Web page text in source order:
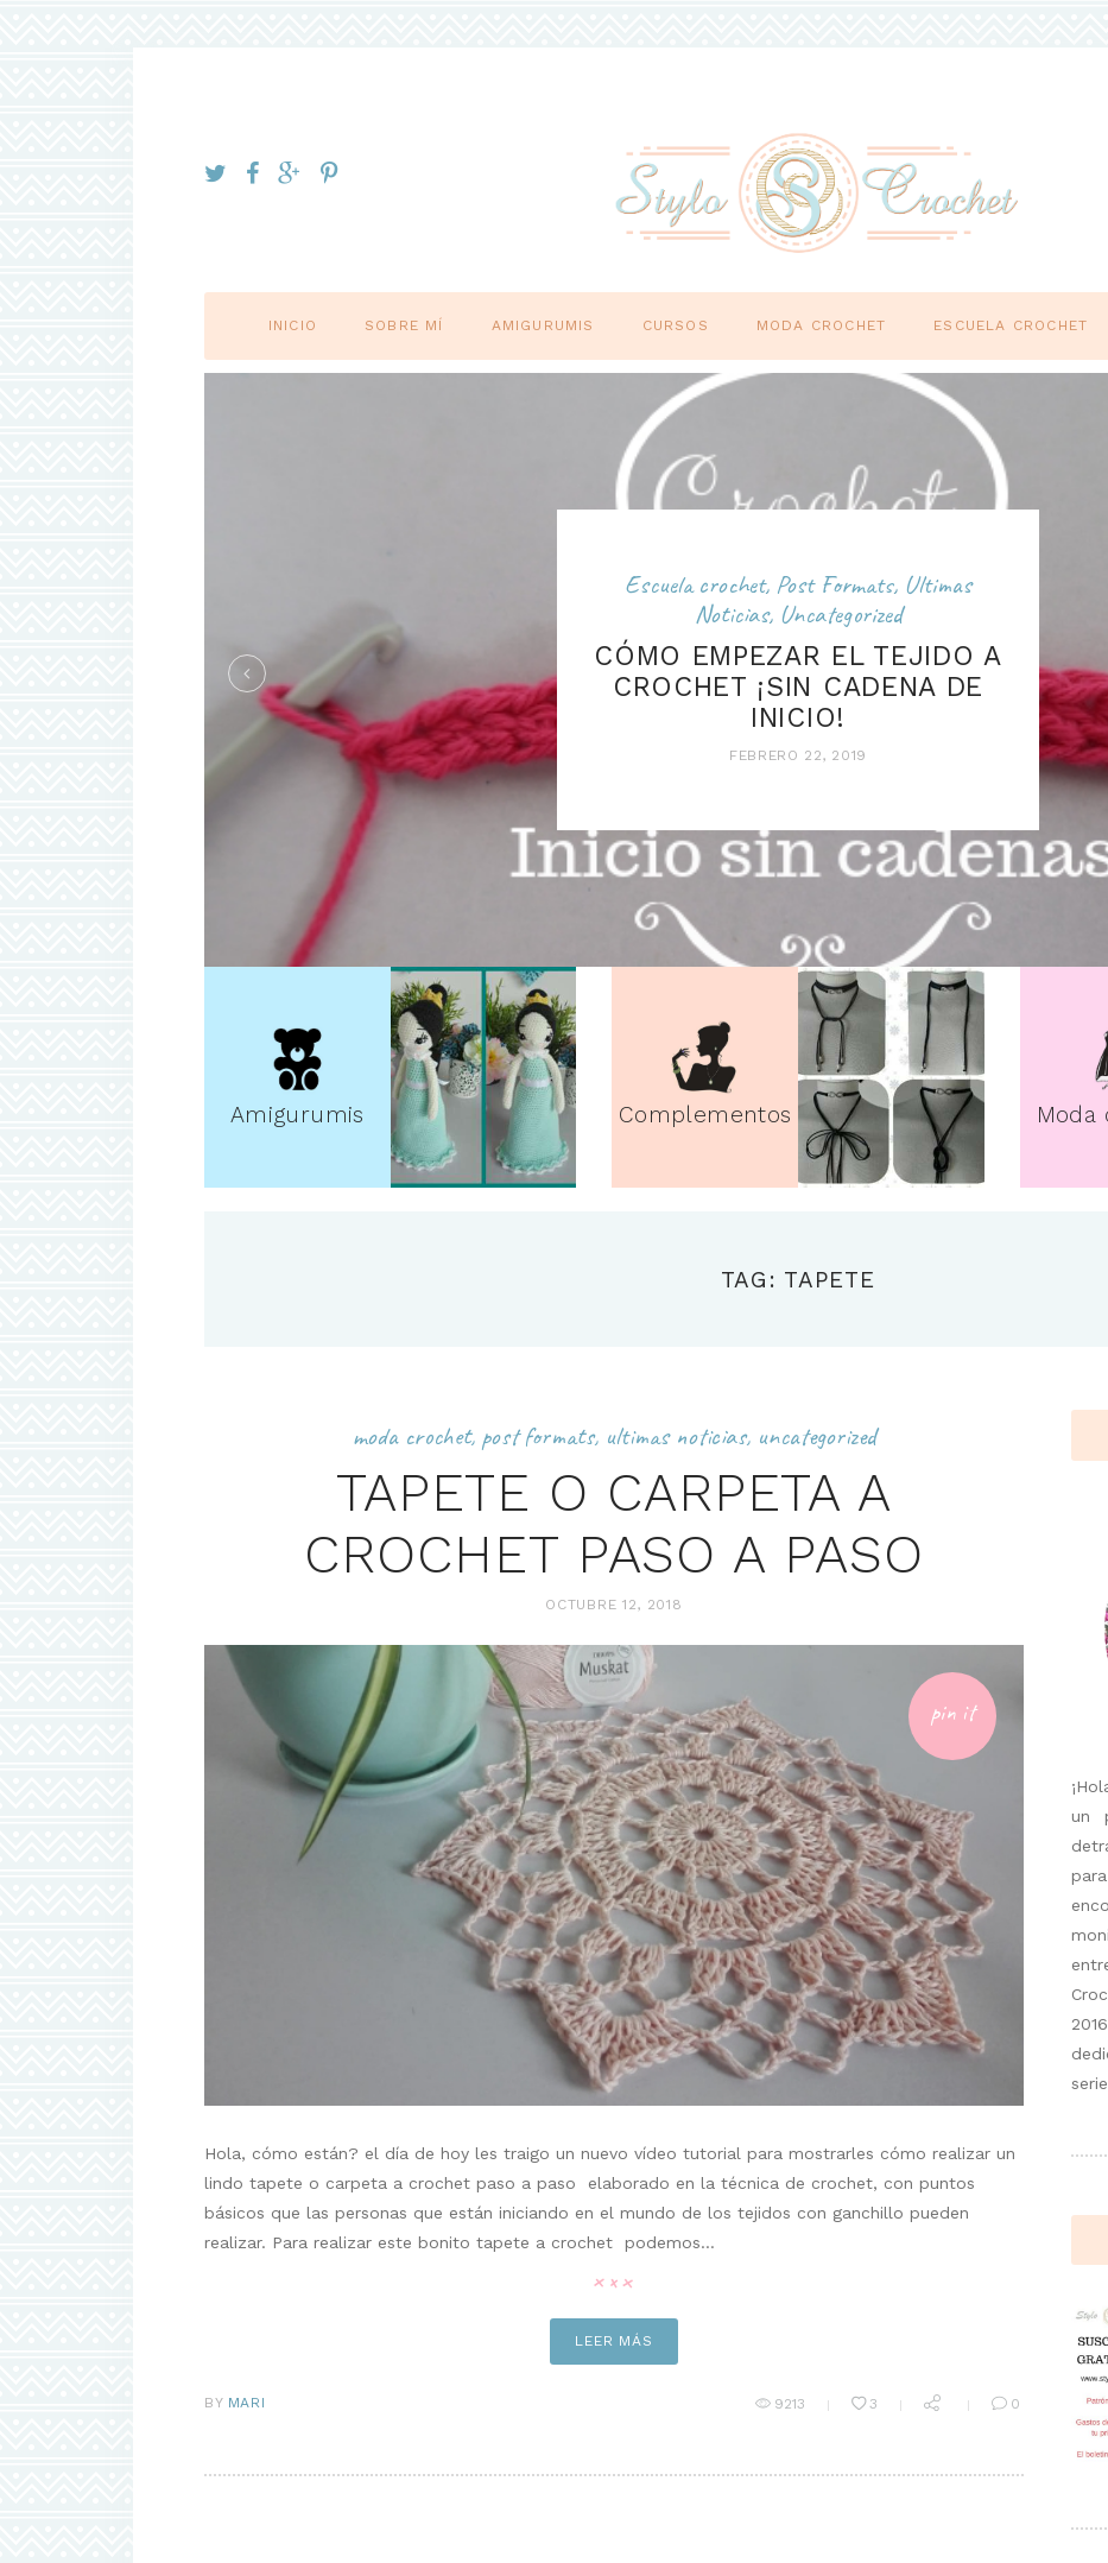
INICIO SOBRE MÍ AMIGURUMIS CURSOS MODA CROCHET ESCUELA CROCHET
Escuela crochet, Post Formats, Ultimas
Noticias, Uncategorized
CÓMO EMPEZAR EL TEJIDO A
CROCHET ¡SIN CADENA DE
INICIO!
FEBRERO 22, 2019
Amigurumis Complementos Moda
TAG: TAPETE
moda crochet, post formats, ultimas noticias, uncategorized
TAPETE O CARPETA A
CROCHET PASO A PASO
OCTUBRE 12, 2018
pin it
Hola, cómo están? el día de hoy les traigo un nuevo vídeo tutorial para mostrarles cómo realizar un
lindo tapete o carpeta a crochet paso a paso elaborado en la técnica de crochet, con puntos
básicos que las personas que están iniciando en el mundo de los tejidos con ganchillo pueden
realizar. Para realizar este bonito tapete a crochet podemos…
LEER MÁS
BY MARI 9213 3 0
un